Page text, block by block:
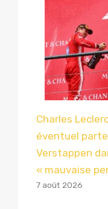
Charles
éventuel
Verstappen
« mauvaise
7 août 2026